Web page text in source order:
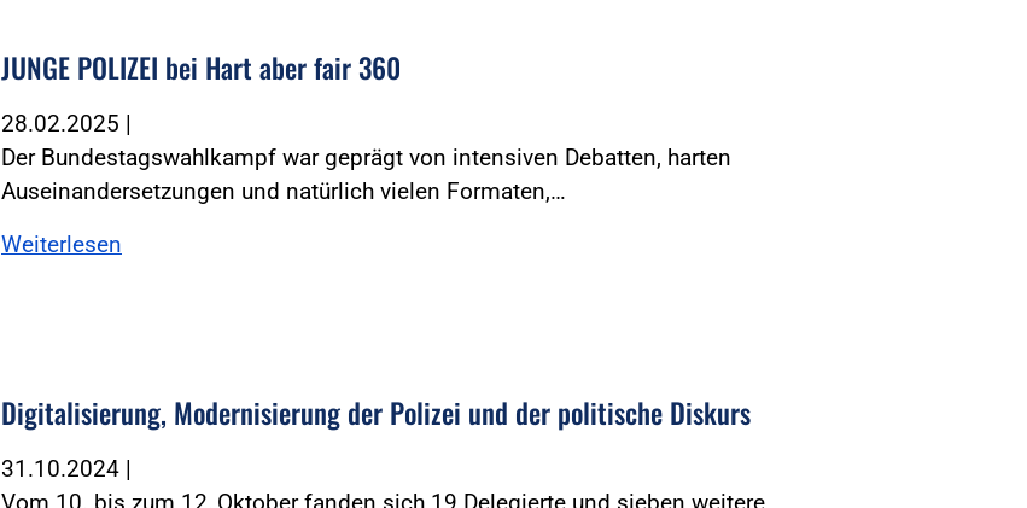
JUNGE POLIZEI bei Hart aber fair 360
28.02.2025 |
Der Bundestagswahlkampf war geprägt von intensiven Debatten, harten
Auseinandersetzungen und natürlich vielen Formaten,…
Weiterlesen
Digitalisierung, Modernisierung der Polizei und der politische Diskurs
31.10.2024 |
Vom 10. bis zum 12. Oktober fanden sich 19 Delegierte und sieben weitere